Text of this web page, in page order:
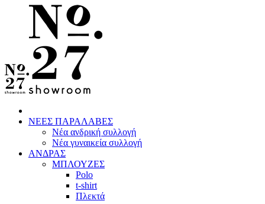
ΝΕΕΣ ΠΑΡΑΛΑΒΕΣ
Νέα ανδρική συλλογή
Νέα γυναικεία συλλογή
ΑΝΔΡΑΣ
ΜΠΛΟΥΖΕΣ
Polo
t-shirt
Πλεκτά